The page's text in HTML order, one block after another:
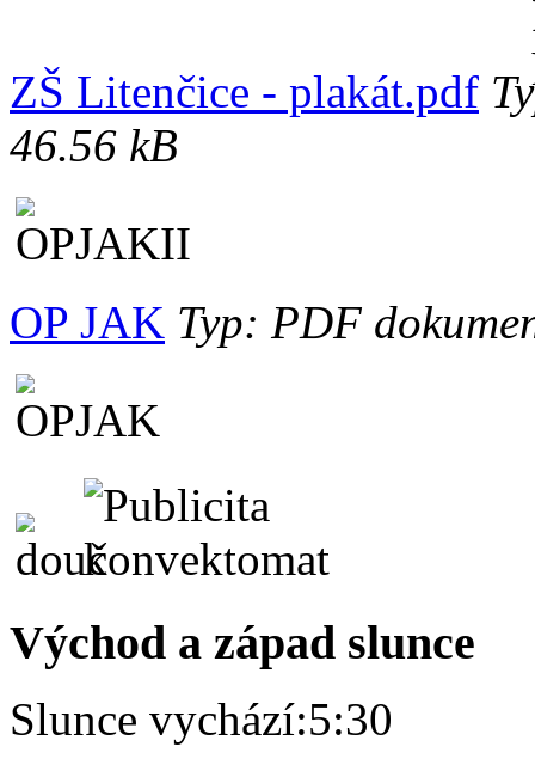
ZŠ Litenčice - plakát.pdf
46.56 kB
OP JAK Typ: PDF
Východ a západ slunce
Slunce vychází:5:30